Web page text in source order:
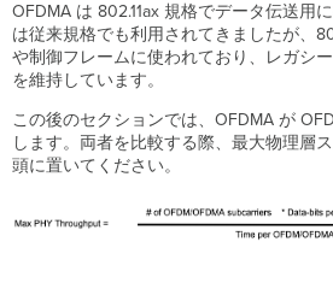
OFDMA は 802.11ax 規格でデータ伝送用
は従来規格でも利用されてきましたが、
や制御フレームに使われており、レガシ
を維持しています。
この後のセクションでは、OFDMA が
します。両者を比較する際、最大物理層
頭に置いてください。